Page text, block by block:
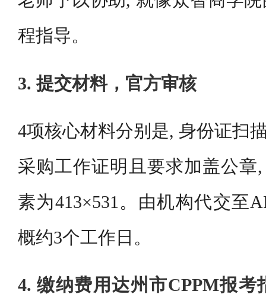
程指导。
3. 提交材料，官方审核
4项核心材料分别是, 身份证扫
采购工作证明且要求加盖公章
素为413×531。由机构代交至
概约3个工作日。
4. 缴纳费用达州市CPPM报考